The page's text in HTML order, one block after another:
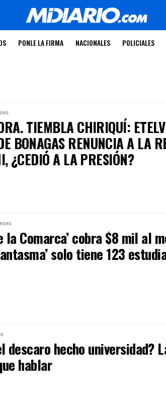
PONLE LA FIRMA NACIONALES POLICIALES
TIEMBLA CHIRIQUÍ:
BONAGAS RENUNCIA A LA
¿CEDIÓ A LA PRESIÓN?
la Comarca’ cobra $8 mil al
solo tiene 123
descaro hecho universidad?
hablar